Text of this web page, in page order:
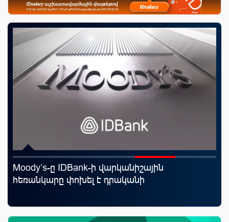
«Սմայլ Սվիթ»-ի զարգացման
Կոնվերս Բանկի